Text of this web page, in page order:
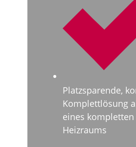
Platzsparende,
Komplettlösung
eines kompletten
Heizraums